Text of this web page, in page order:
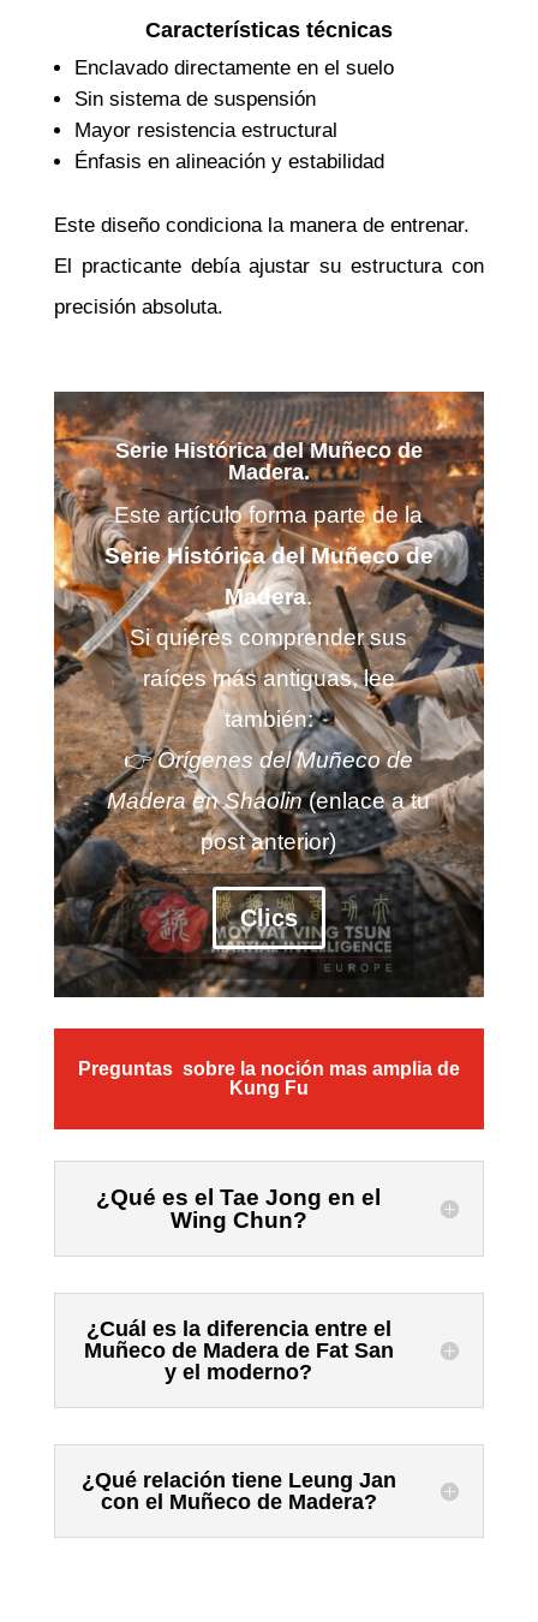
Características técnicas
Enclavado directamente en el suelo
Sin sistema de suspensión
Mayor resistencia estructural
Énfasis en alineación y estabilidad
Este diseño condiciona la manera de entrenar.
El practicante debía ajustar su estructura con
precisión absoluta.
Serie Histórica del Muñeco de
Madera.
Este artículo forma parte de la
Serie Histórica del Muñeco de
Madera.
Si quieres comprender sus
raíces más antiguas, lee
también:
👉Orígenes del Muñeco de
Madera en Shaolin(enlace a tu
post anterior)
Clics
Preguntas sobre la noción mas amplia de
Kung Fu
¿Qué es el Tae Jong en el
Wing Chun?
¿Cuál es la diferencia entre el
Muñeco de Madera de Fat San
y el moderno?
¿Qué relación tiene Leung Jan
con el Muñeco de Madera?